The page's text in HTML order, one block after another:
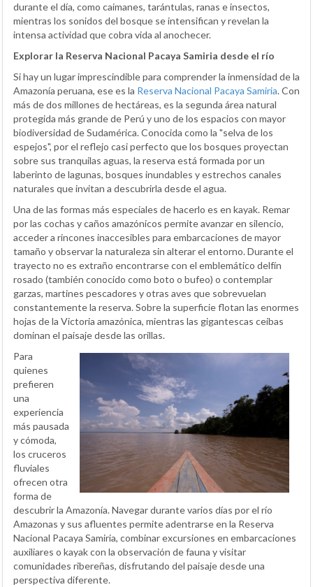
durante el día, como caimanes, tarántulas, ranas e insectos,
mientras los sonidos del bosque se intensifican y revelan la
intensa actividad que cobra vida al anochecer.
Explorar la Reserva Nacional Pacaya Samiria desde el río
Si hay un lugar imprescindible para comprender la inmensidad de la
Amazonía peruana, ese es la Reserva Nacional Pacaya Samiria. Con
más de dos millones de hectáreas, es la segunda área natural
protegida más grande de Perú y uno de los espacios con mayor
biodiversidad de Sudamérica. Conocida como la "selva de los
espejos", por el reflejo casi perfecto que los bosques proyectan
sobre sus tranquilas aguas, la reserva está formada por un
laberinto de lagunas, bosques inundables y estrechos canales
naturales que invitan a descubrirla desde el agua.
Una de las formas más especiales de hacerlo es en kayak. Remar
por las cochas y caños amazónicos permite avanzar en silencio,
acceder a rincones inaccesibles para embarcaciones de mayor
tamaño y observar la naturaleza sin alterar el entorno. Durante el
trayecto no es extraño encontrarse con el emblemático delfín
rosado (también conocido como boto o bufeo) o contemplar
garzas, martines pescadores y otras aves que sobrevuelan
constantemente la reserva. Sobre la superficie flotan las enormes
hojas de la Victoria amazónica, mientras las gigantescas ceibas
dominan el paisaje desde las orillas.
Para
quienes
prefieren
una
experiencia
más pausada
y cómoda,
los cruceros
fluviales
ofrecen otra
forma de
descubrir la Amazonía. Navegar durante varios días por el río
Amazonas y sus afluentes permite adentrarse en la Reserva
Nacional Pacaya Samiria, combinar excursiones en embarcaciones
auxiliares o kayak con la observación de fauna y visitar
comunidades ribereñas, disfrutando del paisaje desde una
perspectiva diferente.